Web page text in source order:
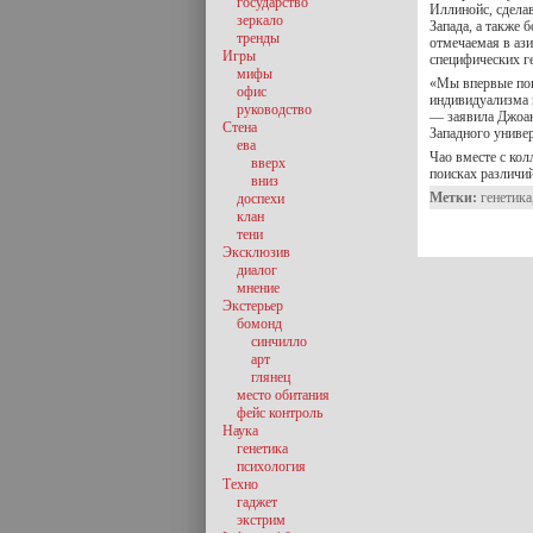
Иллинойс,
Запада, а также
отмечаемая в
специфических
«Мы впервые
индивидуализма
— заявила
Западного
Чао вместе с
поисках
Метки: генетика,
зеркало
тренды
Игры
мифы
офис
руководство
Стена
ева
вверх
вниз
доспехи
клан
тени
Эксклюзив
диалог
мнение
Экстерьер
бомонд
синчилло
арт
глянец
место обитания
фейс контроль
Наука
генетика
психология
Техно
гаджет
экстрим